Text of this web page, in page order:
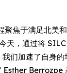
聚焦于满足北美
天，通过将
们加速了自身的
Berrozpe